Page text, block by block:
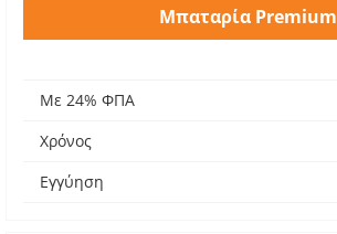
Μπαταρία Premium
Με 24% ΦΠΑ
Χρόνος
Εγγύηση